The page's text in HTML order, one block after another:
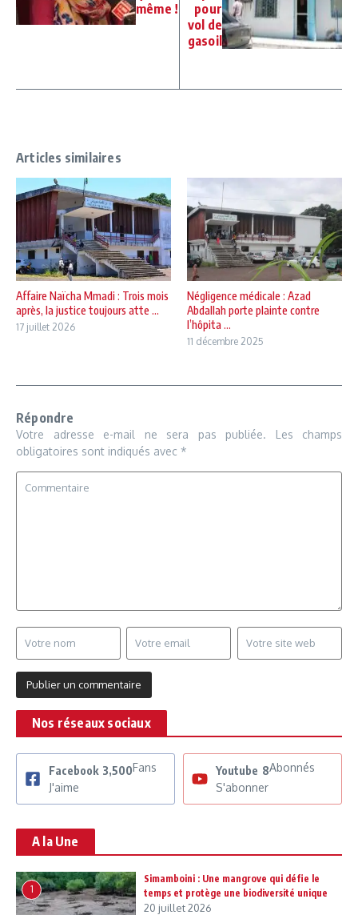
même !
pour
vol de
gasoil
Articles similaires
Affaire Naïcha Mmadi : Trois mois
après, la justice toujours atte ...
17 juillet 2026
Négligence médicale : Azad
Abdallah porte plainte contre
l’hôpita ...
11 décembre 2025
Répondre
Votre adresse e-mail ne sera pas publiée.
Les champs
obligatoires sont indiqués avec *
Nos réseaux sociaux
Facebook 3,500Fans
J'aime
Youtube 8Abonnés
S'abonner
A la Une
1
Simamboini : Une mangrove qui défie le
temps et protège une biodiversité unique
20 juillet 2026